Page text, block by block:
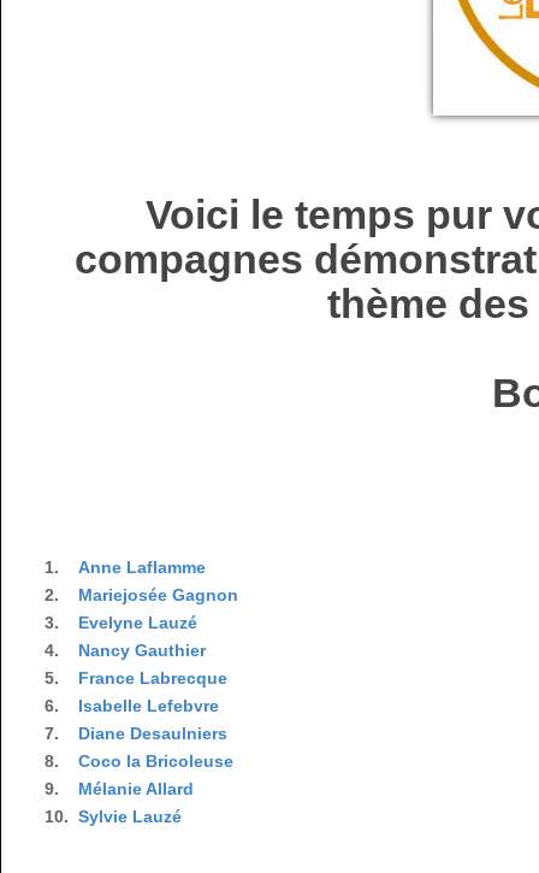
Voici le temps pur
compagnes
thème des
1.
Anne Laflamme
2.
Mariejosée Gagnon
3.
Evelyne Lauzé
4.
Nancy Gauthier
5.
France Labrecque
6.
Isabelle Lefebvre
7.
Diane Desaulniers
8.
Coco la Bricoleuse
9.
Mélanie Allard
10. Sylvie Lauzé